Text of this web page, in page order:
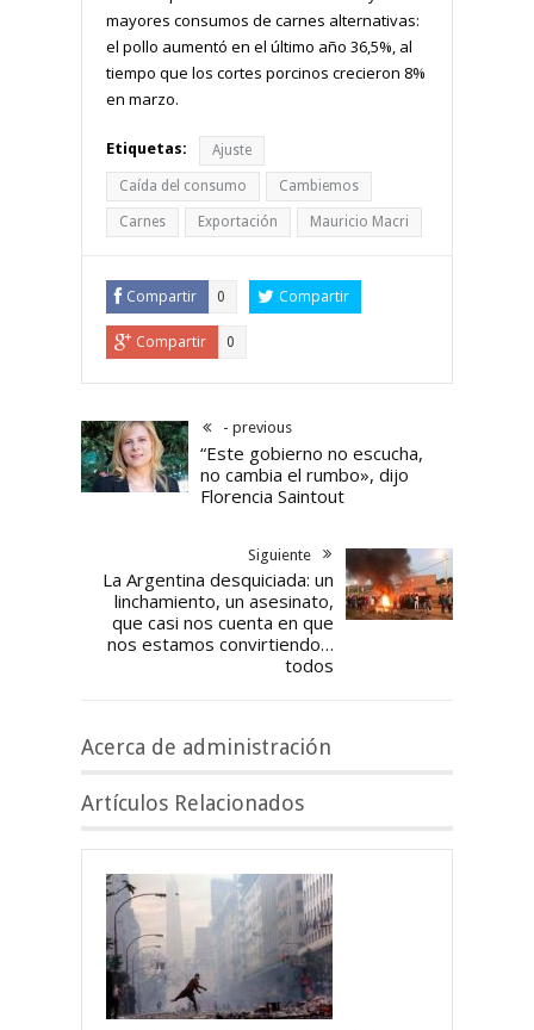
mayores consumos de carnes alternativas:
el pollo aumentó en el último año 36,5%, al
tiempo que los cortes porcinos crecieron 8%
en marzo.
Etiquetas: Ajuste
Caída del consumo Cambiemos
Carnes Exportación Mauricio Macri
Compartir 0 Compartir
Compartir 0
- previous
“Este gobierno no escucha,
no cambia el rumbo», dijo
Florencia Saintout
Siguiente
La Argentina desquiciada: un
linchamiento, un asesinato,
que casi nos cuenta en que
nos estamos convirtiendo…
todos
Acerca de administración
Artículos Relacionados